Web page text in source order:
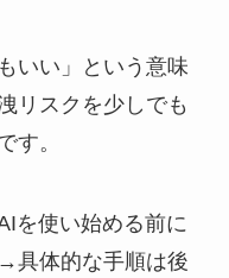
いい」という意味
リスクを少しでも
す。
を使い始める前に
具体的な手順は後